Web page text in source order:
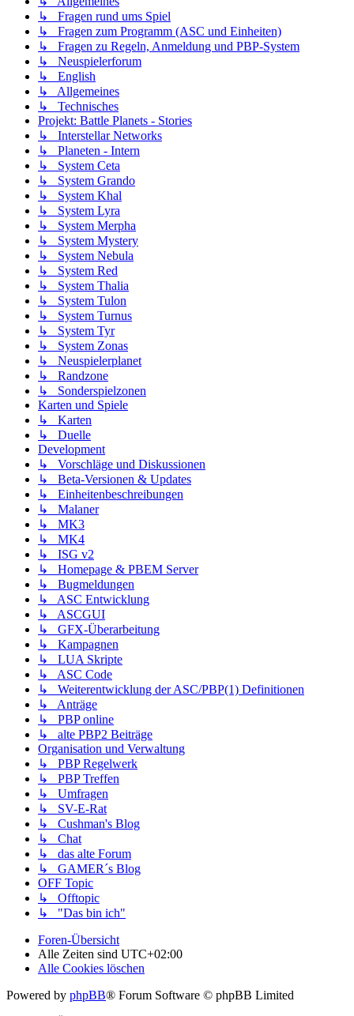
↳ Fragen rund ums Spiel
↳ Fragen zum Programm (ASC und Einheiten)
↳ Fragen zu Regeln, Anmeldung und PBP-System
↳ Neuspielerforum
↳ English
↳ Allgemeines
↳ Technisches
Projekt: Battle Planets - Stories
↳ Interstellar Networks
↳ Planeten - Intern
↳ System Ceta
↳ System Grando
↳ System Khal
↳ System Lyra
↳ System Merpha
↳ System Mystery
↳ System Nebula
↳ System Red
↳ System Thalia
↳ System Tulon
↳ System Turnus
↳ System Tyr
↳ System Zonas
↳ Neuspielerplanet
↳ Randzone
↳ Sonderspielzonen
Karten und Spiele
↳ Karten
↳ Duelle
Development
↳ Vorschläge und Diskussionen
↳ Beta-Versionen & Updates
↳ Einheitenbeschreibungen
↳ Malaner
↳ MK3
↳ MK4
↳ ISG v2
↳ Homepage & PBEM Server
↳ Bugmeldungen
↳ ASC Entwicklung
↳ ASCGUI
↳ GFX-Überarbeitung
↳ Kampagnen
↳ LUA Skripte
↳ ASC Code
↳ Weiterentwicklung der ASC/PBP(1) Definitionen
↳ Anträge
↳ PBP online
↳ alte PBP2 Beiträge
Organisation und Verwaltung
↳ PBP Regelwerk
↳ PBP Treffen
↳ Umfragen
↳ SV-E-Rat
↳ Cushman's Blog
↳ Chat
↳ das alte Forum
↳ GAMER´s Blog
OFF Topic
↳ Offtopic
↳ "Das bin ich"
Foren-Übersicht
Alle Zeiten sind UTC+02:00
Alle Cookies löschen
Powered by phpBB® Forum Software © phpBB Limited